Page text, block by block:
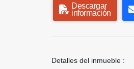
Descargar
información
Detalles del inmueble :